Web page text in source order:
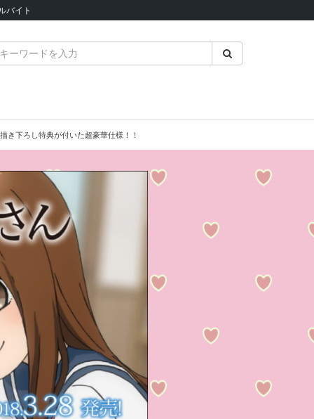
バイト
き下ろし特典が付いた超豪華仕様！！